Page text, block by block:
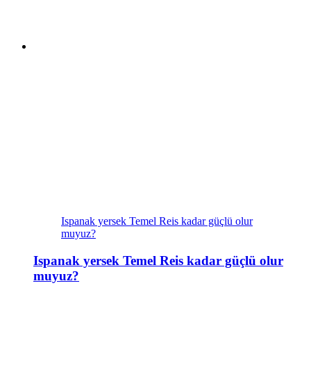
Ispanak yersek Temel Reis kadar güçlü olur
muyuz?
Ispanak yersek Temel Reis kadar güçlü olur
muyuz?